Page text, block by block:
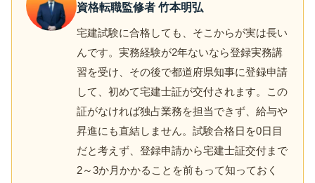
資格転職監修者 竹本明弘
宅建試験に合格しても、そこからが実は長い
んです。実務経験が2年ないなら登録実務講
習を受け、その後で都道府県知事に登録申請
して、初めて宅建士証が交付されます。この
証がなければ独占業務を担当できず、給与や
昇進にも直結しません。試験合格日を0日目
だと考えず、登録申請から宅建士証交付まで
2～3か月かかることを前もって知っておく